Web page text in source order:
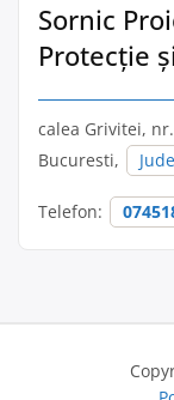
Sornic
Protecție
calea Grivitei,
Bucuresti,
Telefon: